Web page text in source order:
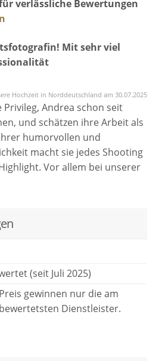
verlässliche Bewertungen
Mit sehr viel
Hochzeit in Norddeutschland am 30.07.2025
Andrea schon seit
und schätzen ihre Arbeit als
humorvollen und
macht sie jedes Shooting
Vor allem bei unserer
übertroffen. Die
und unterstützt und uns
und hat selbst große
Szene gesetzt. Man fühlt sich
und kann ganz man selbst
(seit Juli 2025)
gewinnen nur die am
Dienstleister.